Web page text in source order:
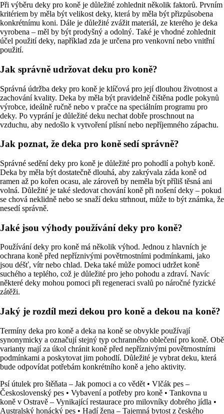
Při výběru deky pro koně je důležité zohlednit několik faktorů. Prvním
kritériem by měla být velikost deky, která by měla být přizpůsobena
konkrétnímu koni. Dále je důležité zvážit materiál, ze kterého je deka
vyrobena – měl by být prodyšný a odolný. Také je vhodné zohlednit
účel použití deky, například zda je určena pro venkovní nebo vnitřní
použití.
Jak správně udržovat deku pro koně?
Správná údržba deky pro koně je klíčová pro její dlouhou životnost a
zachování kvality. Deka by měla být pravidelně čištěna podle pokynů
výrobce, ideálně ručně nebo v pračce na speciálním programu pro
deky. Po vyprání je důležité deku nechat dobře proschnout na
vzduchu, aby nedošlo k vytvoření plísní nebo nepříjemného zápachu.
Jak poznat, že deka pro koně sedí správně?
Správné sedění deky pro koně je důležité pro pohodlí a pohyb koně.
Deka by měla být dostatečně dlouhá, aby zakrývala záda koně od
ramen až po kořen ocasu, ale zároveň by neměla být příliš těsná ani
volná. Důležité je také sledovat chování koně při nošení deky – pokud
se chová neklidně nebo se snaží deku strhnout, může to být známka, že
nesedí správně.
Jaké jsou výhody používání deky pro koně?
Používání deky pro koně má několik výhod. Jednou z hlavních je
ochrana koně před nepříznivými povětrnostními podmínkami, jako
jsou déšť, vítr nebo chlad. Deka také může pomoci udržet koně
suchého a teplého, což je důležité pro jeho pohodu a zdraví. Navíc
některé deky mohou pomoci při regeneraci svalů po náročné fyzické
zátěži.
Jaký je rozdíl mezi dekou pro koně a dekou na koně?
Termíny deka pro koně a deka na koně se obvykle používají
synonymicky a označují stejný typ ochranného oblečení pro koně. Obě
varianty mají za úkol chránit koně před nepříznivými povětrnostními
podmínkami a poskytovat jim pohodlí. Důležité je vybrat deku, která
bude odpovídat potřebám konkrétního koně a jeho aktivity.
Psí útulek pro štěňata – Jak pomoci a co vědět • Vlčák pes –
Československý pes • Vybavení a potřeby pro koně • Tankovna u
koně v Ostravě – Vynikající restaurace pro milovníky dobrého jídla •
Australský honácký pes • Hadí žena – Tajemná bytost z českého